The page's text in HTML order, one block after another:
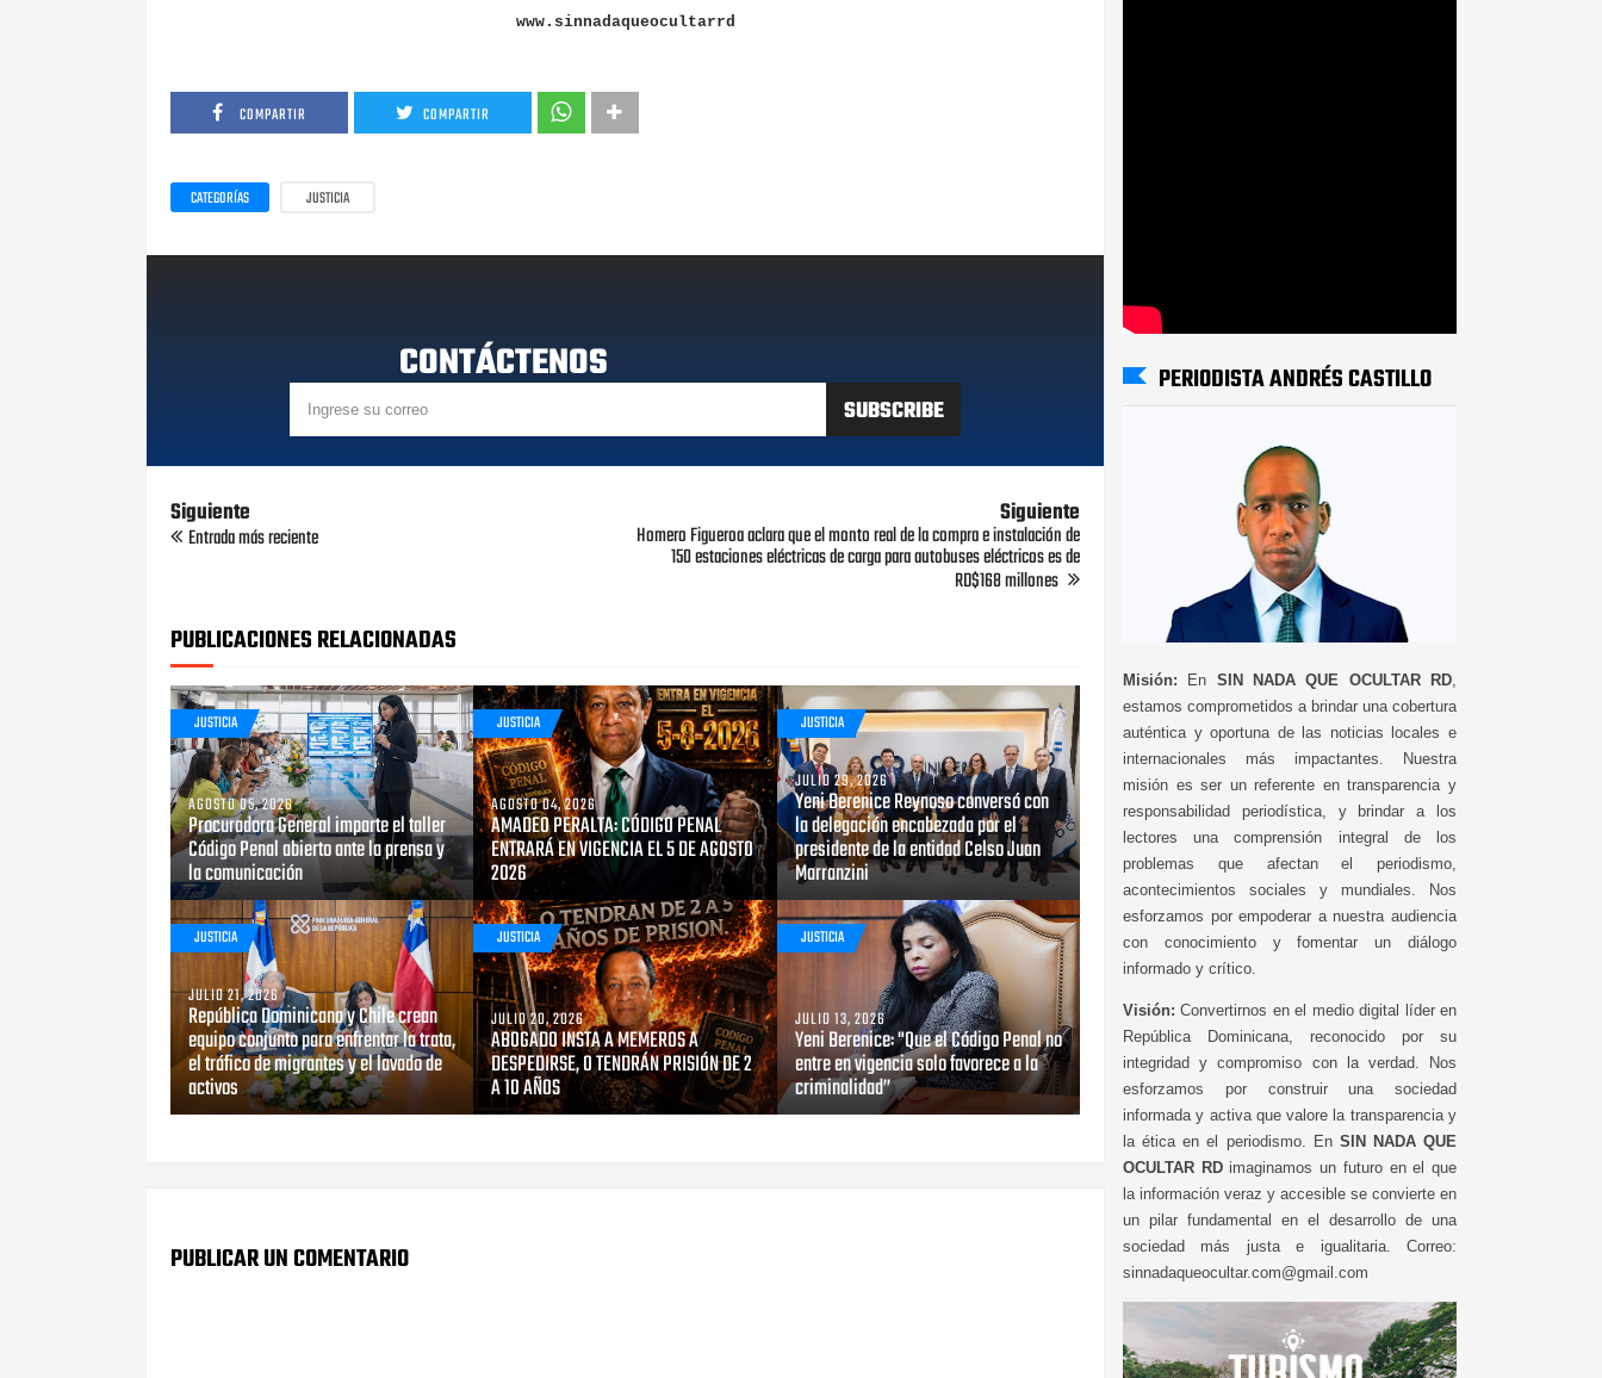
www.sinnadaqueocultarrd
COMPARTIR COMPARTIR
CATEGORÍAS JUSTICIA
CONTÁCTENOS
Siguiente
Entrada más reciente
Siguiente
Homero Figueroa aclara que el monto real de la compra e instalación de
150 estaciones eléctricas de carga para autobuses eléctricos es de
RD$168 millones
PUBLICACIONES RELACIONADAS
JUSTICIA
AGOSTO 05, 2026
Procuradora General imparte el taller
Código Penal abierto ante la prensa y
la comunicación
JUSTICIA
AGOSTO 04, 2026
AMADEO PERALTA: CÓDIGO PENAL
ENTRARÁ EN VIGENCIA EL 5 DE AGOSTO
2026
JUSTICIA
JULIO 29, 2026
Yeni Berenice Reynoso conversó con
la delegación encabezada por el
presidente de la entidad Celso Juan
Marranzini
JUSTICIA
JULIO 21, 2026
República Dominicana y Chile crean
equipo conjunto para enfrentar la trata,
el tráfico de migrantes y el lavado de
activos
JUSTICIA
JULIO 20, 2026
ABOGADO INSTA A MEMEROS A
DESPEDIRSE, O TENDRÁN PRISIÓN DE 2
A 10 AÑOS
JUSTICIA
JULIO 13, 2026
Yeni Berenice: "Que el Código Penal no
entre en vigencia solo favorece a la
criminalidad”
PUBLICAR UN COMENTARIO
PERIODISTA ANDRÉS CASTILLO
Misión: En SIN NADA QUE OCULTAR RD
estamos comprometidos a brindar una cobertura
auténtica y oportuna de las noticias locales e
internacionales más impactantes. Nuestra
misión es ser un referente en transparencia y
responsabilidad periodística, y brindar a los
lectores una comprensión integral de los
problemas que afectan el periodismo,
acontecimientos sociales y mundiales. Nos
esforzamos por empoderar a nuestra audiencia
con conocimiento y fomentar un diálogo
informado y crítico.
Visión: Convertirnos en el medio digital líder en
República Dominicana, reconocido por su
integridad y compromiso con la verdad. Nos
esforzamos por construir una sociedad
informada y activa que valore la transparencia y
la ética en el periodismo. En SIN NADA QUE
OCULTAR RDimaginamos un futuro en el que
la información veraz y accesible se convierte en
un pilar fundamental en el desarrollo de una
sociedad más justa e igualitaria. Correo:
sinnadaqueocultar.com@gmail.com